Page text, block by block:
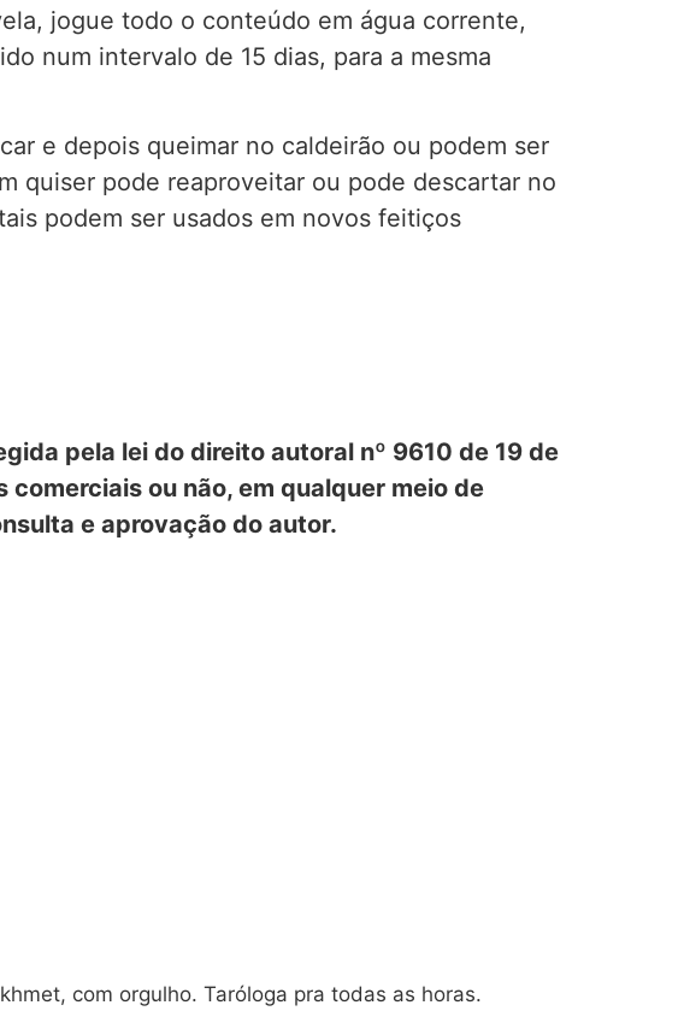
jogue todo o conteúdo em água corrente,
num intervalo de 15 dias, para a mesma
e depois queimar no caldeirão ou podem ser
quiser pode reaproveitar ou pode descartar no
podem ser usados em novos feitiços
pela lei do direito autoral nº 9610 de 19 de
ou não, em qualquer meio de
e aprovação do autor.
com orgulho. Taróloga pra todas as horas.